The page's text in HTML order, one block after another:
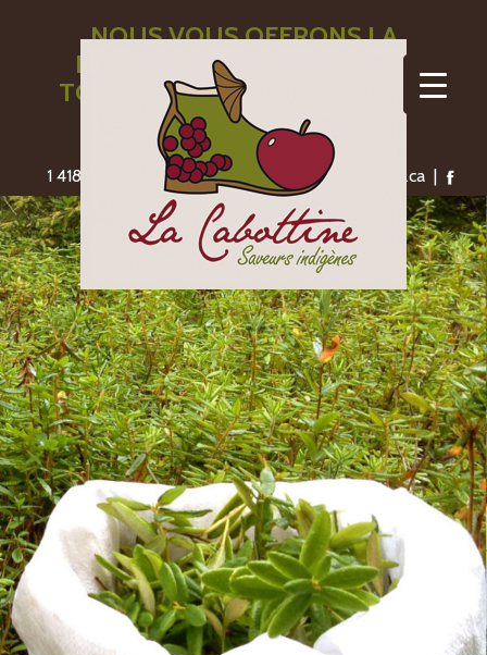
NOUS VOUS OFFRONS LA
LIVRAISON GRATUITE POUR
TOUTE COMMANDE DE 110$ ET
PLUS
1 418-775-1306 | saveursindigenes@lacabottine.ca |